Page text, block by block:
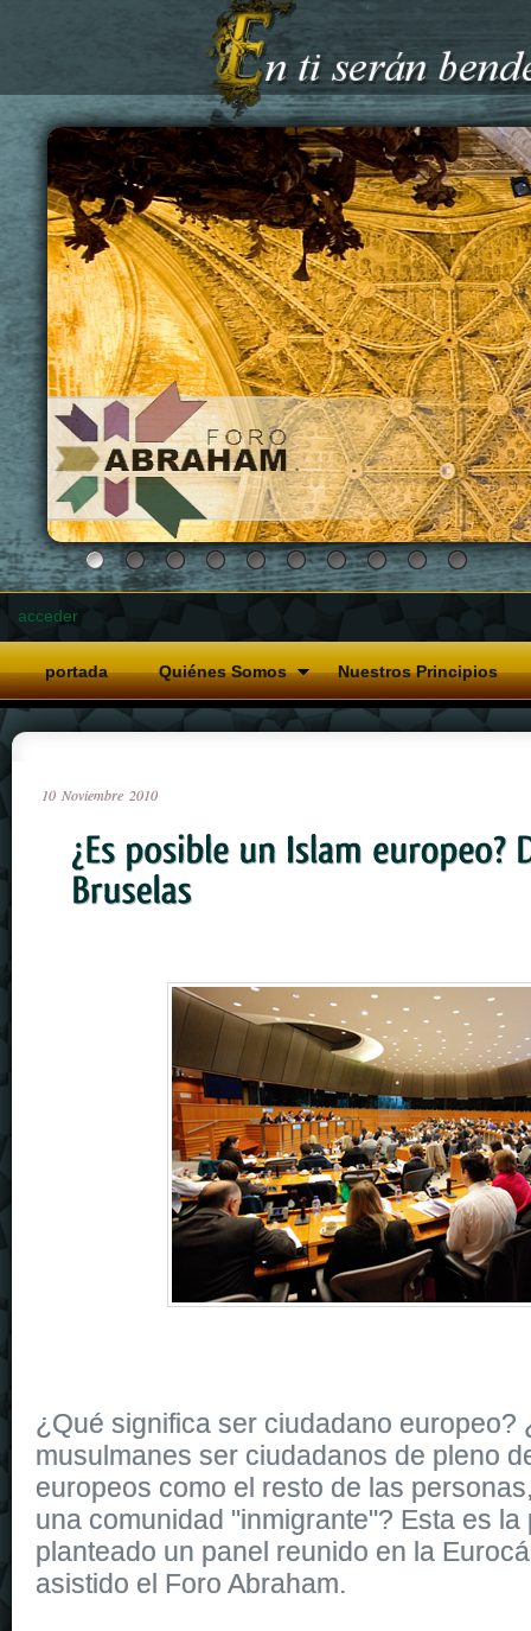
acceder
portada Quiénes Somos Nuestros Principios
10 Noviembre 2010
¿Qué significa ser ciudadano europeo?
musulmanes ser ciudadanos de pleno
europeos como el resto de las
una comunidad "inmigrante"? Esta es
planteado un panel reunido en la
asistido el Foro Abraham.